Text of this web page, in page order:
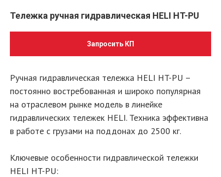
Тележка ручная гидравлическая HELI HT-PU
Запросить КП
Ручная гидравлическая тележка HELI HT-PU –
постоянно востребованная и широко популярная
на отраслевом рынке модель в линейке
гидравлических тележек HELI. Техника эффективна
в работе с грузами на поддонах до 2500 кг.
Ключевые особенности гидравлической тележки
HELI HT-PU: